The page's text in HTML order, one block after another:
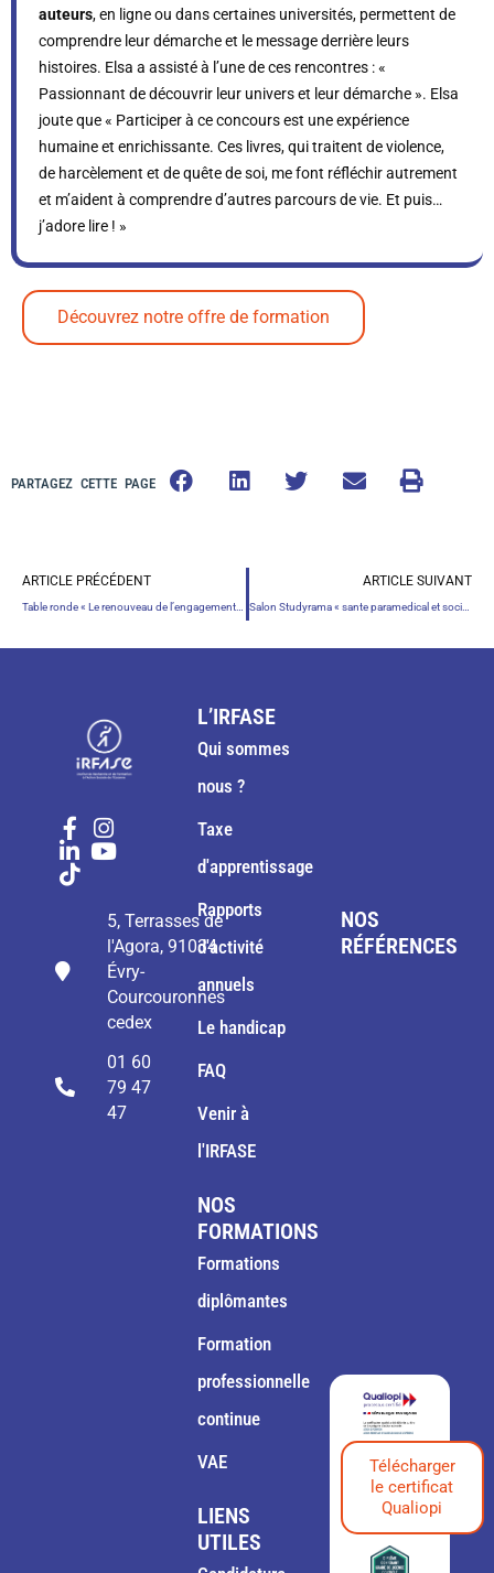
auteurs, en ligne ou dans certaines universités, permettent de
comprendre leur démarche et le message derrière leurs
histoires. Elsa a assisté à l’une de ces rencontres : «
Passionnant de découvrir leur univers et leur démarche ». Elsa
joute que « Participer à ce concours est une expérience
humaine et enrichissante. Ces livres, qui traitent de violence,
de harcèlement et de quête de soi, me font réfléchir autrement
et m’aident à comprendre d’autres parcours de vie. Et puis…
j’adore lire ! »
Découvrez notre offre de formation
PARTAGEZ CETTE PAGE
ARTICLE PRÉCÉDENT
Table ronde « Le renouveau de l’engagement : moteur de la transition sociale et écologique » – Vendredi 21 novembre 2025
ARTICLE SUIVANT
Salon Studyrama « sante paramedical et social » -samedi 15 novembre 2025
5, Terrasses de
l'Agora, 91034
Évry-
Courcouronnes
cedex
01 60
79 47
47
L’IRFASE
Qui sommes
nous ?
Taxe
d'apprentissage
Rapports
d'activité
annuels
Le handicap
FAQ
Venir à
l'IRFASE
NOS
FORMATIONS
Formations
diplômantes
Formation
professionnelle
continue
VAE
LIENS
UTILES
NOS
RÉFÉRENCES
Télécharger
le certificat
Qualiopi